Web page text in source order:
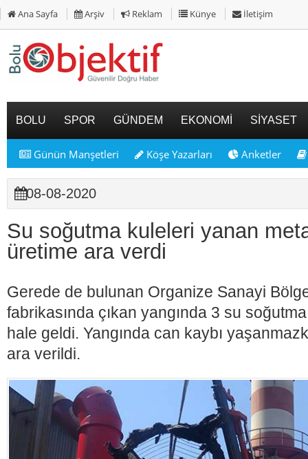
Ana Sayfa Arşiv Reklam Künye İletişim
BOLU SPOR GÜNDEM EKONOMİ SİYASET
Günün Manşetleri Köşe Yazarları Anketler
08-08-2020
Su soğutma kuleleri yanan
üretime ara verdi
Gerede de bulunan Organize Sanayi
fabrikasında çıkan yangında 3 su
hale geldi. Yangında can kaybı
ara verildi.